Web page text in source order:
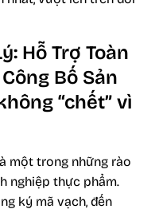
Hỗ Trợ Toàn
Bố Sản
“chết” vì
một trong những rào
nghiệp thực phẩm.
ký mã vạch, đến